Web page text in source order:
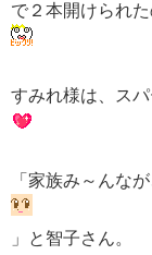
で２本開けられ
すみれ様は、ス
「家族み～んな
」と智子さん。